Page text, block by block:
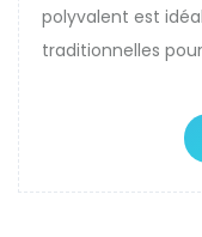
polyvalent est
traditionnelles